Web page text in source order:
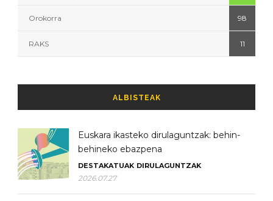
Orokorra 98
RAKS 11
ALBISTEAK
Euskara ikasteko dirulaguntzak: behin-
behineko ebazpena
DESTAKATUAK DIRULAGUNTZAK
2026.07.27